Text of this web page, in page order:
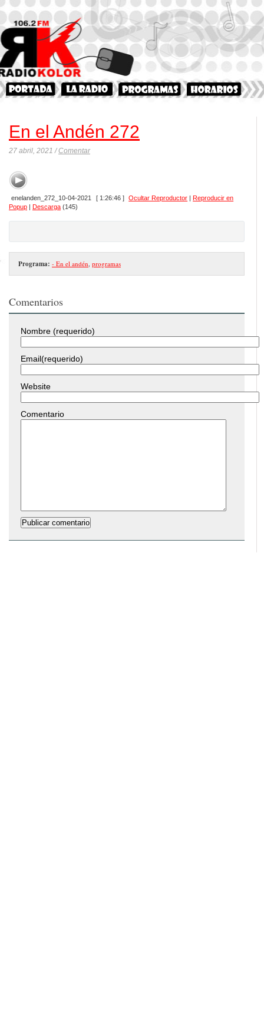
En el Andén 272
27 abril, 2021 /Comentar
enelanden_272_10-04-2021 [ 1:26:46 ] Ocultar Reproductor |Reproducir en
Popup | Descarga (145)
Programa: - En el andén programas
Comentarios
Nombre (requerido)
Email(requerido)
Website
Comentario